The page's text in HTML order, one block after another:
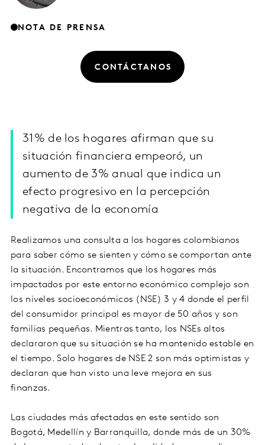
NOTA DE PRENSA
CONTÁCTANOS
31% de los hogares afirman que su
situación financiera empeoró, un
aumento de 3% anual que indica un
efecto progresivo en la percepción
negativa de la economía
Realizamos una consulta a los hogares colombianos
para saber cómo se sienten y cómo se comportan ante
la situación. Encontramos que los hogares más
impactados por este entorno económico complejo son
los niveles socioeconómicos (NSE) 3 y 4 donde el perfil
del consumidor principal es mayor de 50 años y son
familias pequeñas. Mientras tanto, los NSEs altos
declararon que su situación se ha mantenido estable en
el tiempo. Solo hogares de NSE 2 son más optimistas y
declaran que han visto una leve mejora en sus
finanzas.
Las ciudades más afectadas en este sentido son
Bogotá, Medellín y Barranquilla, donde más de un 30%